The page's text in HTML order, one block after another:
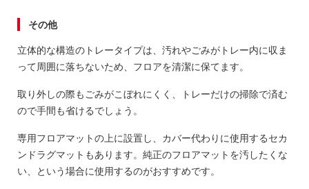
その他
立体的な構造のトレータイプは、汚れやごみがトレー内に収ま
って周囲に落ちないため、フロアを清潔に保てます。
取り外しの際もごみがこぼれにくく、トレーだけの掃除で済む
ので手間も省けるでしょう。
専用フロアマットの上に設置し、カバー代わりに使用するセカ
ンドラグマットもあります。純正のフロアマットを汚したくな
い、という場合に使用するのがおすすめです。